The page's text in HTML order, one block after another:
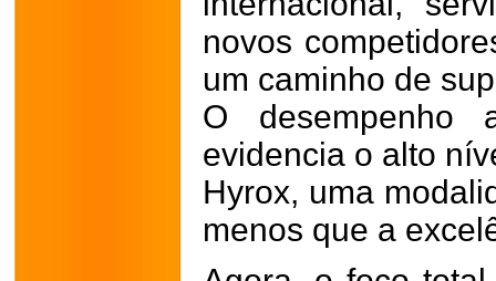
novos
um caminho de
O desempenho
evidencia o alto
Hyrox, uma
menos que a